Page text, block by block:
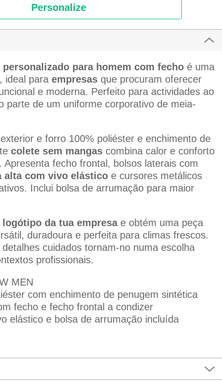
Personalize
para homem com fechoé uma
ideal para empresasque procuram oferecer
e moderna. Perfeito para actividades ao
parte de um uniforme corporativo de meia-
e forro 100% poliéster e enchimento de
colete sem mangascombina calor e conforto
Apresenta fecho frontal, bolsos laterais com
alta com vivo elásticoe cursores metálicos
Inclui bolsa de arrumação para maior
da tua empresae obtém uma peça
duradoura e perfeita para climas frescos.
cuidados tornam-no numa escolha
profissionais.
MEN
com enchimento de penugem sintética
fecho e fecho frontal a condizer
elástico e bolsa de arrumação incluída